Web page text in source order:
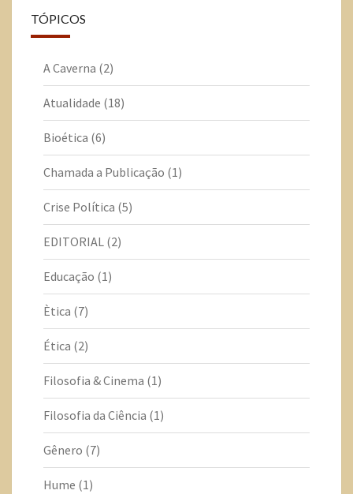
TÓPICOS
A Caverna (2)
Atualidade (18)
Bioética (6)
Chamada a Publicação (1)
Crise Política (5)
EDITORIAL (2)
Educação (1)
Ètica (7)
Ética (2)
Filosofia & Cinema (1)
Filosofia da Ciência (1)
Gênero (7)
Hume (1)